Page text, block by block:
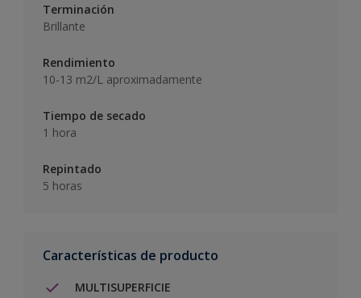
Terminación
Brillante
Rendimiento
10-13 m2/L aproximadamente
Tiempo de secado
1 hora
Repintado
5 horas
Características de producto
MULTISUPERFICIE